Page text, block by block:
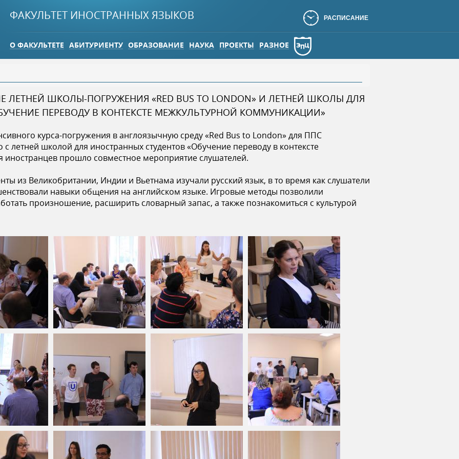
ФАКУЛЬТЕТ ИНОСТРАННЫХ ЯЗЫКОВ РАСПИСАНИЕ
О ФАКУЛЬТЕТЕ АБИТУРИЕНТУ ОБРАЗОВАНИЕ НАУКА ПРОЕКТЫ РАЗНОЕ
ШКОЛЫ-ПОГРУЖЕНИЯ «RED BUS TO LONDON» И ЛЕТНЕЙ ШКОЛЫ ДЛЯ
ПЕРЕВОДУ В КОНТЕКСТЕ МЕЖКУЛЬТУРНОЙ КОММУНИКАЦИИ»
курса-погружения в англоязычную среду «Red Bus to London» для ППС
летней школой для иностранных студентов «Обучение переводу в контексте
иностранцев прошло совместное мероприятие слушателей.
из Великобритании, Индии и Вьетнама изучали русский язык, в то время как слушатели
навыки общения на английском языке. Игровые методы позволили
произношение, расширить словарный запас, а также познакомиться с культурой